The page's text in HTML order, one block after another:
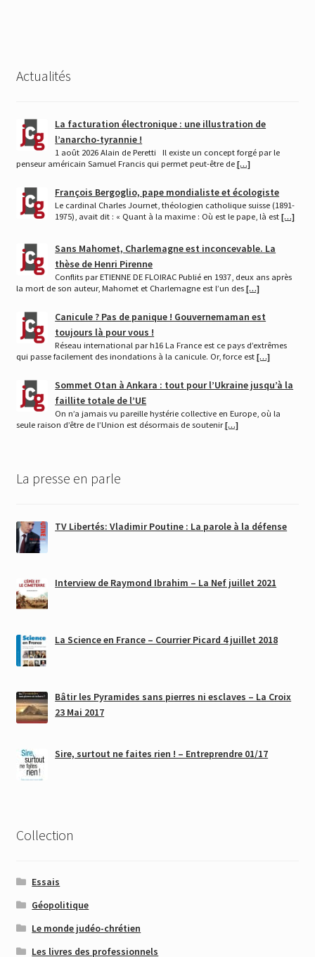
Actualités
La facturation électronique : une illustration de
l’anarcho-tyrannie !
1 août 2026 Alain de Peretti Il existe un concept forgé par le
penseur américain Samuel Francis qui permet peut-être de […]
François Bergoglio, pape mondialiste et écologiste
Le cardinal Charles Journet, théologien catholique suisse (1891-
1975), avait dit : « Quant à la maxime : Où est le pape, là est[…]
Sans Mahomet, Charlemagne est inconcevable. La
thèse de Henri Pirenne
Conflits par ETIENNE DE FLOIRAC Publié en 1937, deux ans après
la mort de son auteur, Mahomet et Charlemagne est l’un des […]
Canicule ? Pas de panique ! Gouvernemaman est
toujours là pour vous !
Réseau international par h16 La France est ce pays d’extrêmes
qui passe facilement des inondations à la canicule. Or, force est […]
Sommet Otan à Ankara : tout pour l’Ukraine jusqu’à la
faillite totale de l’UE
On n’a jamais vu pareille hystérie collective en Europe, où la
seule raison d’être de l’Union est désormais de soutenir[…]
La presse en parle
TV Libertés: Vladimir Poutine : La parole à la défense
Interview de Raymond Ibrahim – La Nef juillet 2021
La Science en France – Courrier Picard 4 juillet 2018
Bâtir les Pyramides sans pierres ni esclaves – La Croix
23 Mai 2017
Sire, surtout ne faites rien ! – Entreprendre 01/17
Collection
Essais
Géopolitique
Le monde judéo-chrétien
Les livres des professionnels